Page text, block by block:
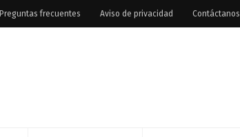
Preguntas frecuentes Aviso de privacidad Contáctanos